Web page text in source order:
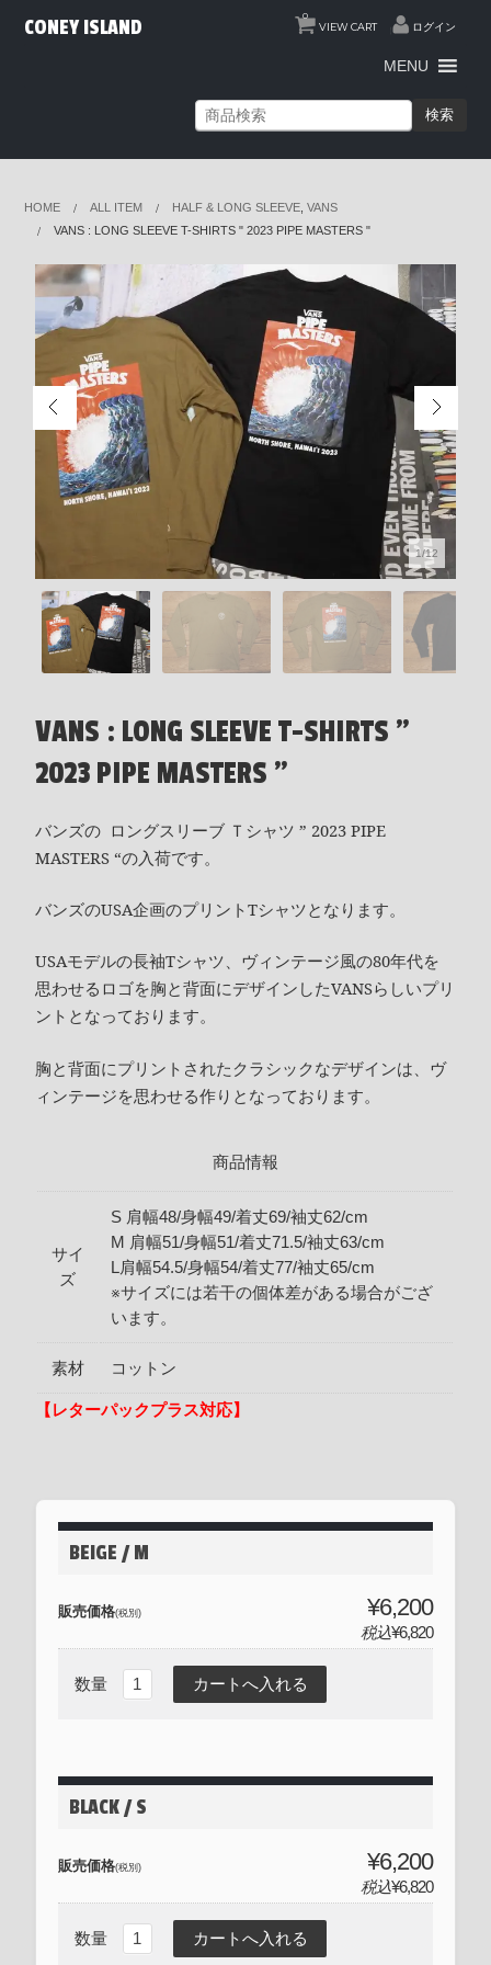
VIEW CART
0
ログイン
CONEY ISLAND
MENU
検索
HOME ALL ITEM HALF & LONG SLEEVE ,VANS
VANS : LONG SLEEVE T-SHIRTS " 2023 PIPE MASTERS "
1/12
VANS : LONG SLEEVE T-SHIRTS "
2023 PIPE MASTERS "
バンズの ロングスリーブ Ｔシャツ ” 2023 PIPE
MASTERS “の入荷です。
バンズのUSA企画のプリントTシャツとなります。
USAモデルの長袖Tシャツ、ヴィンテージ風の80年代を
思わせるロゴを胸と背面にデザインしたVANSらしいプリ
ントとなっております。
胸と背面にプリントされたクラシックなデザインは、ヴ
ィンテージを思わせる作りとなっております。
商品情報
サイ
ズ
S 肩幅48/身幅49/着丈69/袖丈62/cm
M 肩幅51/身幅51/着丈71.5/袖丈63/cm
L肩幅54.5/身幅54/着丈77/袖丈65/cm
※サイズには若干の個体差がある場合がござ
います。
素材 コットン
【レターパックプラス対応】
BEIGE / M
販売価格(税別) ¥6,200
税込¥6,820
数量
BLACK / S
販売価格(税別) ¥6,200
税込¥6,820
数量